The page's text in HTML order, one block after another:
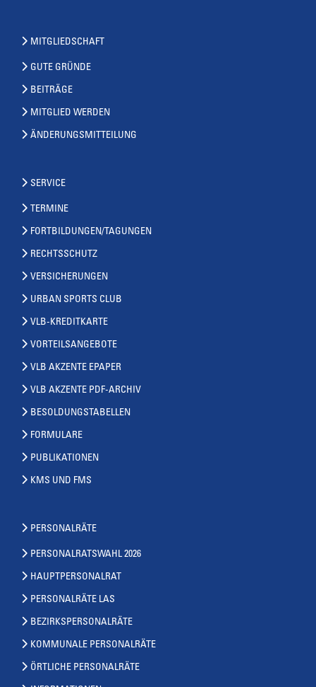
MITGLIEDSCHAFT
GUTE GRÜNDE
BEITRÄGE
MITGLIED WERDEN
ÄNDERUNGSMITTEILUNG
SERVICE
TERMINE
FORTBILDUNGEN/TAGUNGEN
RECHTSSCHUTZ
VERSICHERUNGEN
URBAN SPORTS CLUB
VLB-KREDITKARTE
VORTEILSANGEBOTE
VLB AKZENTE EPAPER
VLB AKZENTE PDF-ARCHIV
BESOLDUNGSTABELLEN
FORMULARE
PUBLIKATIONEN
KMS UND FMS
PERSONALRÄTE
PERSONALRATSWAHL 2026
HAUPTPERSONALRAT
PERSONALRÄTE LAS
BEZIRKSPERSONALRÄTE
KOMMUNALE PERSONALRÄTE
ÖRTLICHE PERSONALRÄTE